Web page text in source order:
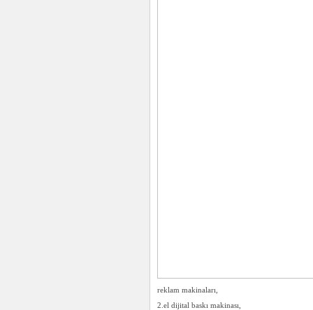
reklam makinaları,
2.el dijital baskı makinası,